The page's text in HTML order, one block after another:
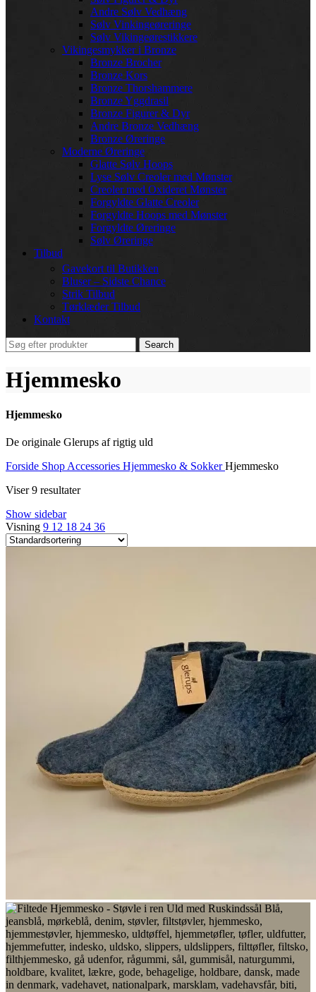
Andre Sølv Vedhæng
Sølv Vinkingeøreringe
Sølv Vikingeørestikkere
Vikingesmykker i Bronze
Bronze Brocher
Bronze Kors
Bronze Thorshammere
Bronze Yggdrasil
Bronze Figurer & Dyr
Andre Bronze Vedhæng
Bronze Øreringe
Moderne Øreringe
Glatte Sølv Hoops
Lyse Sølv Creoler med Mønster
Creoler med Oxideret Mønster
Forgyldte Glatte Creoler
Forgyldte Hoops med Mønster
Forgyldte Øreringe
Sølv Øreringe
Tilbud
Gavekort til Butikken
Bluser – Sidste Chance
Strik Tilbud
Tørklæder Tilbud
Kontakt
Search
Hjemmesko
Hjemmesko
De originale Glerups af rigtig uld
Forside Shop Accessories Hjemmesko & SokkerHjemmesko
Viser 9 resultater
Show sidebar
Visning 9 12 18 24 36